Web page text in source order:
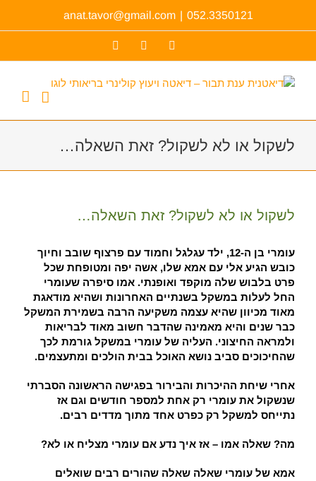
052.3350121
|
anat.tavor@gmail.com
Facebook
YouTube
לשקול או לא לשקול? זאת השאלה…
בתמונה
מוגדלת
לשקול או לא לשקול? זאת השאלה…
עומרי בן ה-12, ילד עגלגל וחמוד עם פרצוף שובב וחיוך
כובש הגיע אלי עם אמא שלו, אשה יפה ומטופחת שכל
פרט בלבוש שלה מוקפד ואופנתי. אמו סיפרה שעומרי
החל לעלות במשקל בשנתיים האחרונות ושהיא מודאגת
מאוד מכיוון שהיא עצמה משקיעה הרבה בשמירת המשקל
כבר שנים והיא מאמינה שהדבר חשוב מאוד לבריאות
ולמראה החיצוני. העליה של עומרי במשקל גורמת לכך
שהחיכוכים סביב נושא האוכל בבית הולכים ומתעצמים.
אחרי שיחת ההיכרות והבירור בפגישה הראשונה הסברתי
שנשקול את עומרי רק אחת למספר חודשים וגם אז
נתייחס למשקל רק כפרט אחד מתוך מדדים רבים.
מה? שאלה אמו – אז איך נדע אם עומרי מצליח או לא?
אמא של עומרי שאלה שאלה שהורים רבים שואלים